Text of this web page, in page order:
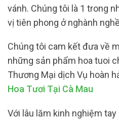
vánh. Chúng tôi là 1 trong
vị tiên phong ở nghành
Chúng tôi cam kết đưa về
những sản phẩm hoa tuoi
Thương Mại dịch Vụ hoàn
Hoa Tươi Tại Cà Mau
Với lâu lăm kinh nghiệm